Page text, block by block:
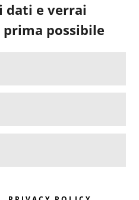
dati e verrai
possibile